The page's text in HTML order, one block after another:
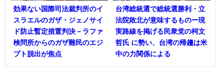
効果ない国際司法裁判所のイ
スラエルのガザ・ジェノサイ
ド防止暫定措置判決－ラファ
検問所からのガザ難民のエジ
プト脱出が焦点
台湾総統選で総統選勝利・立
法院敗北が意味するものー現
実路線を掲げる民衆党の柯文
哲氏 に勢い、台湾の帰趨は米
中の力関係による